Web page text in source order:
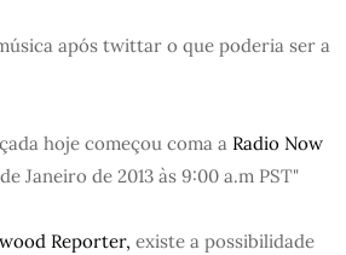
após twittar o que poderia ser a
hoje começou coma a Radio Now
Janeiro de 2013 às 9:00 a.m PST"
Reporter, existe a possibilidade